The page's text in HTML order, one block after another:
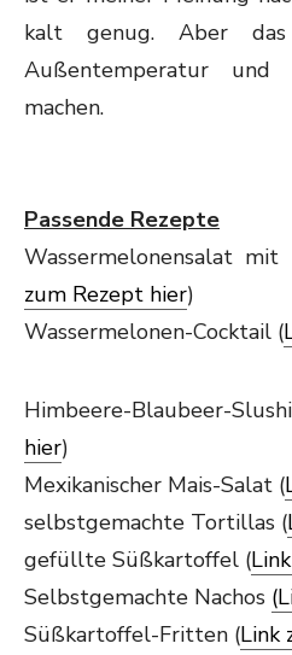
kalt genug. Aber
Außentemperatur und
machen.
Passende Rezepte
Wassermelonensalat
zum Rezept hier)
Wassermelonen-Cocktail (
Himbeere-Blaubeer-
hier)
Mexikanischer Mais-Salat (
selbstgemachte Tortillas (
gefüllte Süßkartoffel (
Selbstgemachte Nachos
Süßkartoffel-Fritten (Link